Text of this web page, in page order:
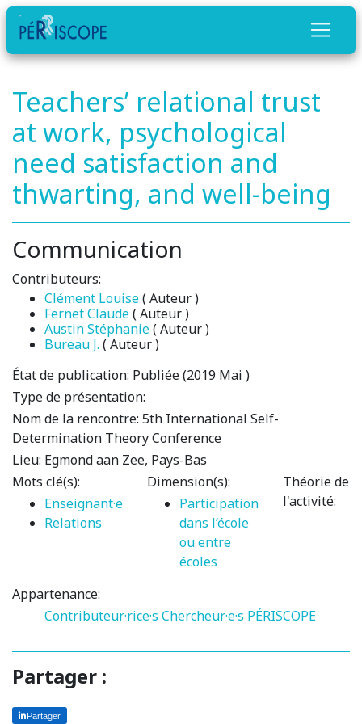
Teachers’ relational trust
at work, psychological
need satisfaction and
thwarting, and well-being
Communication
Contributeurs:
Clément Louise( Auteur )
Fernet Claude( Auteur )
Austin Stéphanie( Auteur )
Bureau J. ( Auteur )
État de publication: Publiée (2019 Mai )
Type de présentation:
Nom de la rencontre: 5th International Self-
Determination Theory Conference
Lieu: Egmond aan Zee, Pays-Bas
Mots clé(s):
Enseignant·e
Relations
Dimension(s):
Participation
dans l’école
ou entre
écoles
Théorie de
l'activité:
Appartenance:
Contributeur·rice·s Chercheur·e·s PÉRISCOPE
Partager :
Partager